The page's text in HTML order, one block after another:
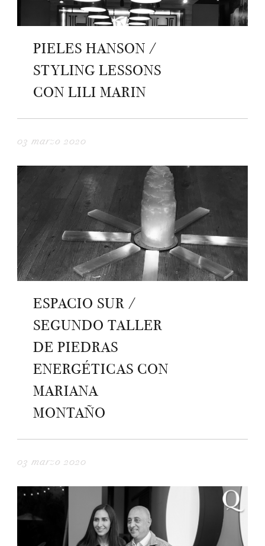
PIELES HANSON /
STYLING LESSONS
CON LILI MARIN
03 marzo 2020
ESPACIO SUR /
SEGUNDO TALLER
DE PIEDRAS
ENERGÉTICAS CON
MARIANA
MONTAÑO
03 marzo 2020